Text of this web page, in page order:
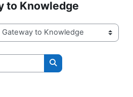
to Knowledge
Cerca corsi